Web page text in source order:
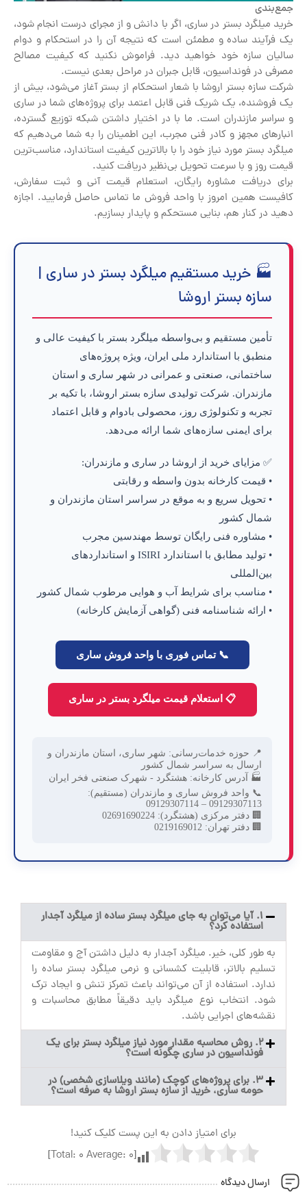
جمع‌بندی
خرید میلگرد بستر در ساری، اگر با دانش و از مجرای درست انجام شود،
یک فرآیند ساده و مطمئن است که نتیجه آن را در استحکام و دوام
سالیان سازه خود خواهید دید. فراموش نکنید که کیفیت مصالح
مصرفی در فونداسیون، قابل جبران در مراحل بعدی نیست.
شرکت سازه بستر اروشا با شعار استحکام از بستر آغاز می‌شود، بیش از
یک فروشنده، یک شریک فنی قابل اعتمد برای پروژه‌های شما در ساری
و سراسر مازندران است. ما با در اختیار داشتن شبکه توزیع گسترده،
انبارهای مجهز و کادر فنی مجرب، این اطمینان را به شما می‌دهیم که
میلگرد بستر مورد نیاز خود را با بالاترین کیفیت استاندارد، مناسب‌ترین
قیمت روز و با سرعت تحویل بی‌نظیر دریافت کنید.
برای دریافت مشاوره رایگان، استعلام قیمت آنی و ثبت سفارش،
کافیست همین امروز با واحد فروش ما تماس حاصل فرمایید. اجازه
دهید در کنار هم، بنایی مستحکم و پایدار بسازیم.
🏭 خرید مستقیم میلگرد بستر در ساری |
سازه بستر اروشا
تأمین مستقیم و بی‌واسطه میلگرد بستر با کیفیت عالی و
منطبق با استاندارد ملی ایران، ویژه پروژه‌های
ساختمانی، صنعتی و عمرانی در شهر ساری و استان
مازندران. شرکت تولیدی سازه بستر اروشا، با تکیه بر
تجربه و تکنولوژی روز، محصولی بادوام و قابل اعتماد
برای ایمنی سازه‌های شما ارائه می‌دهد.
✅ مزایای خرید از اروشا در ساری و مازندران:
• قیمت کارخانه بدون واسطه و رقابتی
• تحویل سریع و به موقع در سراسر استان مازندران و
شمال کشور
• مشاوره فنی رایگان توسط مهندسین مجرب
• تولید مطابق با استاندارد ISIRI و استانداردهای
بین‌المللی
• مناسب برای شرایط آب و هوایی مرطوب شمال کشور
• ارائه شناسنامه فنی (گواهی آزمایش کارخانه)
📞 تماس فوری با واحد فروش ساری
📋 استعلام قیمت میلگرد بستر در ساری
📍 حوزه خدمات‌رسانی: شهر ساری، استان مازندران و
ارسال به سراسر شمال کشور
🏭 آدرس کارخانه: هشتگرد - شهرک صنعتی فخر ایران
📞 واحد فروش ساری و مازندران (مستقیم):
09129307113 – 09129307114
🏢 دفتر مرکزی (هشتگرد):
🏢 دفتر تهران:
۱. آیا می‌توان به جای میلگرد بستر ساده از میلگرد آجدار
استفاده کرد؟
به طور کلی، خیر. میلگرد آجدار به دلیل داشتن آج و مقاومت
تسلیم بالاتر، قابلیت کشسانی و نرمی میلگرد بستر ساده را
ندارد. استفاده از آن می‌تواند باعث تمرکز تنش و ایجاد ترک
شود. انتخاب نوع میلگرد باید دقیقاً مطابق محاسبات و
نقشه‌های اجرایی باشد.
۲. روش محاسبه مقدار مورد نیاز میلگرد بستر برای یک
فونداسیون در ساری چگونه است؟
۳. برای پروژه‌های کوچک (مانند ویلاسازی شخصی) در
حومه ساری، خرید از سازه بستر اروشا به صرفه است؟
برای امتیاز دادن به این پست کلیک کنید!
[Total:
0 Average: 0
]
ارسال دیدگاه